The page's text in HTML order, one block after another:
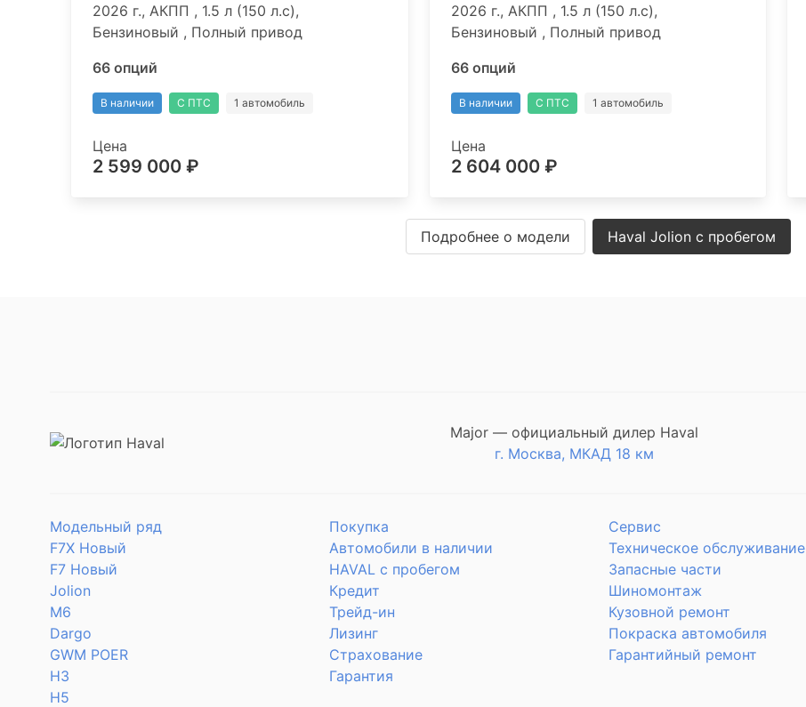
2026 г., АКПП , 1.5 л (150 л.с),
Бензиновый , Полный привод
66 опций
В наличии С ПТС 1 автомобиль
Цена
2 599 000 ₽
2026 г., АКПП , 1.5 л (150 л.с),
Бензиновый , Полный привод
66 опций
В наличии С ПТС 1 автомобиль
Цена
2 604 000 ₽
Подробнее о модели Haval Jolion с пробегом
Major — официальный дилер Haval
г. Москва, МКАД 18 км
Модельный ряд
F7X Новый
F7 Новый
Jolion
M6
Dargo
GWM POER
H3
H5
Покупка
Автомобили в наличии
HAVAL с пробегом
Кредит
Трейд-ин
Лизинг
Страхование
Гарантия
Сервис
Техническое обслуживание
Запасные части
Шиномонтаж
Кузовной ремонт
Покраска автомобиля
Гарантийный ремонт